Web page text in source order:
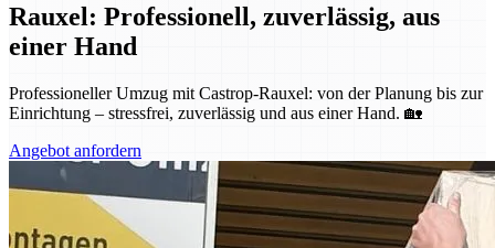
Rauxel: Professionell, zuverlässig, aus
einer Hand
Professioneller Umzug mit Castrop-Rauxel: von der Planung bis zur
Einrichtung – stressfrei, zuverlässig und aus einer Hand. 🏡
Angebot anfordern